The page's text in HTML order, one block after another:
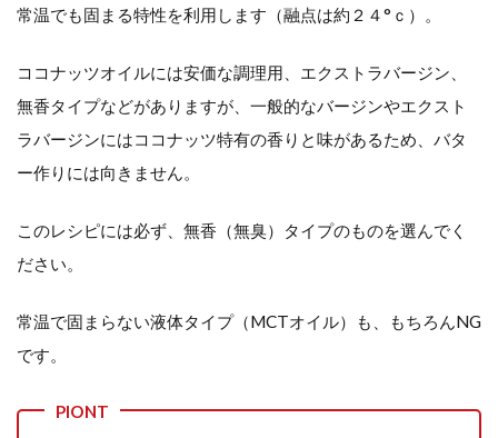
常温でも固まる特性を利用します（融点は約２４°ｃ）。
ココナッツオイルには安価な調理用、エクストラバージン、
無香タイプなどがありますが、一般的なバージンやエクスト
ラバージンにはココナッツ特有の香りと味があるため、バタ
ー作りには向きません。
このレシピには必ず、無香（無臭）タイプのものを選んでく
ださい。
常温で固まらない液体タイプ（MCTオイル）も、もちろんNG
です。
PIONT